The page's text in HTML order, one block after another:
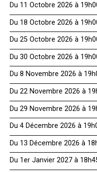
Du 11 Octobre 2026 à
Du 18 Octobre 2026 à
Du 25 Octobre 2026 à
Du 30 Octobre 2026 à
Du 8 Novembre 2026 à
Du 22 Novembre 2026 à
Du 29 Novembre 2026 à
Du 4 Décembre 2026 à
Du 13 Décembre 2026 à
Du 1er Janvier 2027 à